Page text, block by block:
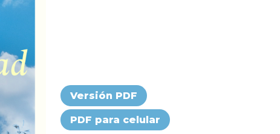
Versión PDF
PDF para celular